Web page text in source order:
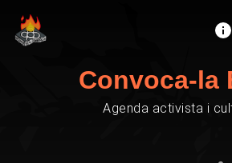
Convoca-la
Agenda activista i